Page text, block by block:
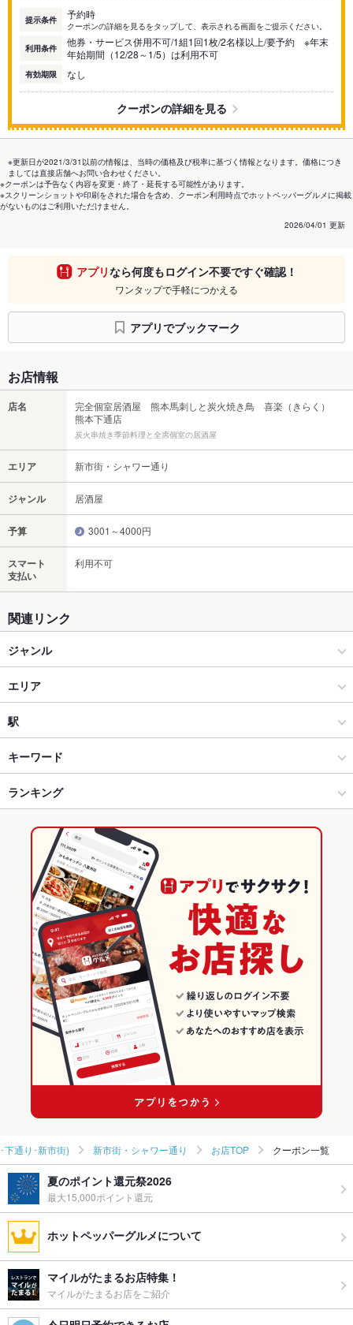
提示条件 予約時
クーポンの詳細を見るをタップして、表示される画面をご提示ください。
利用条件
他券・サービス併用不可/1組1回1枚/2名様以上/要予約 ※年末
年始期間（12/28～1/5）は利用不可
有効期限 なし
クーポンの詳細を見る
※更新日が2021/3/31以前の情報は、当時の価格及び税率に基づく情報となります。価格につき
ましては直接店舗へお問い合わせください。
※クーポンは予告なく内容を変更・終了・延長する可能性があります。
※スクリーンショットや印刷をされた場合を含め、クーポン利用時点でホットペッパーグルメに掲載
がないものはご利用いただけません。
2026/04/01 更新
アプリなら何度もログイン不要ですぐ確認！
ワンタップで手軽につかえる
アプリでブックマーク
お店情報
店名
完全個室居酒屋 熊本馬刺しと炭火焼き鳥 喜楽（きらく）
熊本下通店
炭火串焼き季節料理と全席個室の居酒屋
エリア 新市街・シャワー通り
ジャンル 居酒屋
予算 3001～4000円
スマート
支払い
利用不可
関連リンク
ジャンル
居酒屋
和風
熊本市(上通り･下通り･新市街) × 居酒屋
熊本市(上通り･下通り･新市街) × 和風
辛島町駅 × 居酒屋
辛島町駅 × 和風
焼き鳥・鶏料理
熊本市(上通り･下通り･新市街) × 和食
熊本市(上通り･下通り･新市街) × 焼き鳥・鶏料理
辛島町駅 × 和食
辛島町駅 × 焼き鳥・鶏料理
エリア
新市街・シャワー通り
新市街・シャワー通り × 居酒屋
新市街・シャワー通り × 和風
新市街・シャワー通り × 和食
新市街・シャワー通り × 焼き鳥・鶏料理
熊本 × 居酒屋
熊本 × 和風
熊本 × 和食
熊本 × 焼き鳥・鶏料理
駅
辛島町駅
花畑町駅
キーワード
卵焼き からあげ フライドポテト
フレンチトースト 肉寿司
ランキング
熊本のグルメランキング
熊本の居酒屋ランキング
熊本市(上通り･下通り･新市街)のグルメランキング
熊本市(上通り･下通り･新市街)の居酒屋ランキング
新市街・シャワー通りのグルメランキング
新市街・シャワー通りの居酒屋ランキング
下通り･新市街) 新市街・シャワー通り お店TOP クーポン一覧
夏のポイント還元祭2026
最大15,000ポイント還元
ホットペッパーグルメについて
マイルがたまるお店特集！
マイルがたまるお店をご紹介